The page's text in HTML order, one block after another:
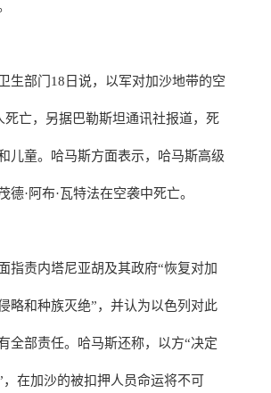
生部门18日说，以军对加沙地带的空
死亡，另据巴勒斯坦通讯社报道，死
儿童。哈马斯方面表示，哈马斯高级
德·阿布·瓦特法在空袭中死亡。
指责内塔尼亚胡及其政府“恢复对加
略和种族灭绝”，并认为以色列对此
全部责任。哈马斯还称，以方“决定
在加沙的被扣押人员命运将不可